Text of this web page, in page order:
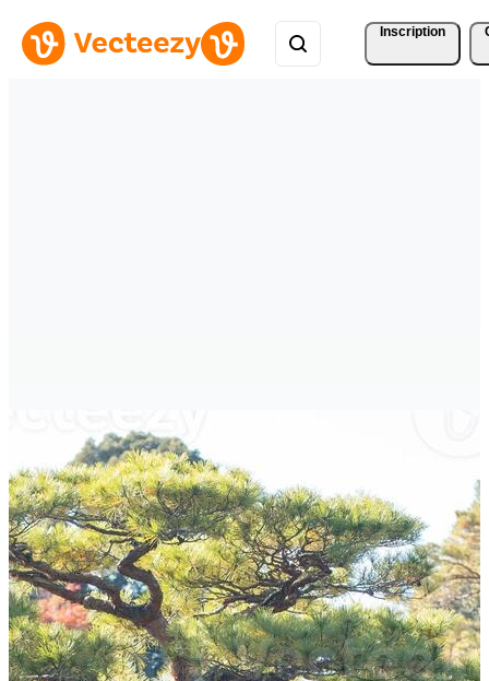
Inscription